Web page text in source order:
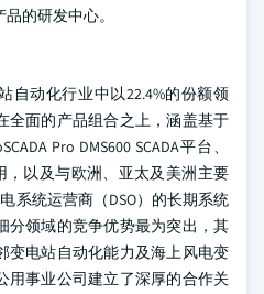
的研发中心。
自动化行业中以22.4%的份额领
全面的产品组合之上，涵盖基于
Pro DMS600 SCADA平台、
，以及与欧洲、亚太及美洲主要
系统运营商（DSO）的长期系统
分领域的竞争优势最为突出，其
变电站自动化能力及海上风电变
用事业公司建立了深厚的合作关